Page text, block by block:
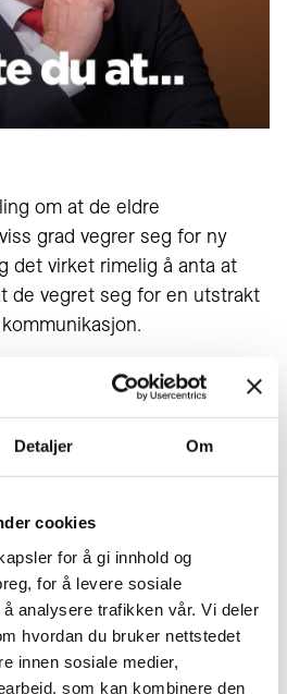
Detaljer Om
cookies
for å gi innhold og
for å levere sosiale
analysere trafikken vår. Vi deler
hvordan du bruker nettstedet
innen sosiale medier,
som kan kombinere den
om at de eldre
grad vegrer seg for ny
det virket rimelig å anta at
de vegret seg for en utstrakt
har mestret
like godt som de
man ser på, jo flere er det
de som er igjen i
som har vært
De føler at jobben er
er det også vanskelig å